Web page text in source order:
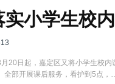
实小学生校
20日起，嘉定区又将小学生校
全部开展课后服务，看护到5点，